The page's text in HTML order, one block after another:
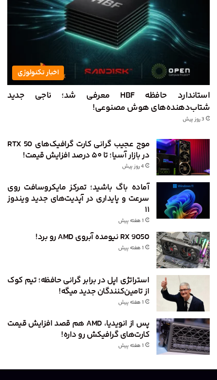
اخبار تکنولوژی
استاندارد حافظه HBF معرفی شد؛ ناجی جدید
شتاب‌دهنده‌های هوش مصنوعی!
3 روز پیش
موج عجیب گرانی کارت گرافیک‌های RTX 50
در بازار آسیا؛ تا ۵۰ درصد افزایش قیمت!
4 روز پیش
آماده باگ باشید؛ تمرکز مایکروسافت روی
سرعت و پایداری در آپدیت‌های جدید ویندوز
۱۱
1 هفته پیش
RX 9050 نیومده آبروی AMD رو برد!
1 هفته پیش
استراتژی اپل در برابر گرانی حافظه؛ تیم کوک
از تامین‌کنندگان جدید میگه!
1 هفته پیش
پس از انویدیا، AMD هم قصد افزایش قیمت
کارت‌های گرافیکش رو داره!
1 هفته پیش